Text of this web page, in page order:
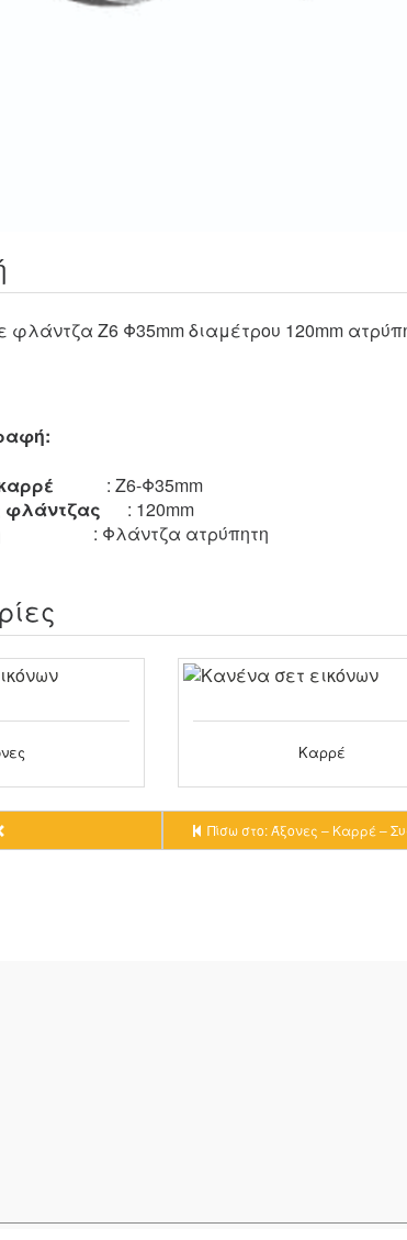
φλάντζα Ζ6 Φ35mm διαμέτρου 120mm
καρρέ : Ζ6-Φ35mm
φλάντζας : 120mm
: Φλάντζα ατρύπητη
Καρρέ
Πίσω στο: Άξονες – Καρρέ –